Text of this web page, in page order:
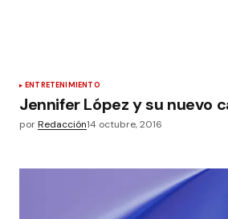
ENTRETENIMIENTO
Jennifer López y su nuevo
porRedacción14 octubre, 2016